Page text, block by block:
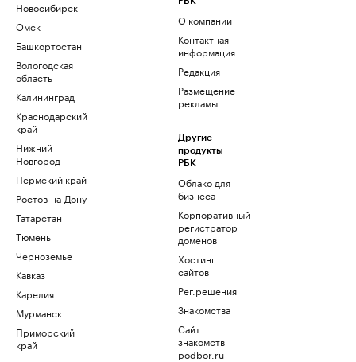
Новосибирск
Омск
Башкортостан
Вологодская
область
Калининград
Краснодарский
край
Нижний
Новгород
Пермский край
Ростов-на-Дону
Татарстан
Тюмень
Черноземье
Кавказ
Карелия
Мурманск
Приморский
край
О компании
Контактная
информация
Редакция
Размещение
рекламы
Другие
продукты
РБК
Облако для
бизнеса
Корпоративный
регистратор
доменов
Хостинг
сайтов
Рег.решения
Знакомства
Сайт
знакомств
podbor.ru